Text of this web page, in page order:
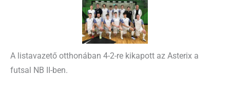
A listavazető otthonában 4-2-re kikapott az Asterix a
futsal NB II-ben.